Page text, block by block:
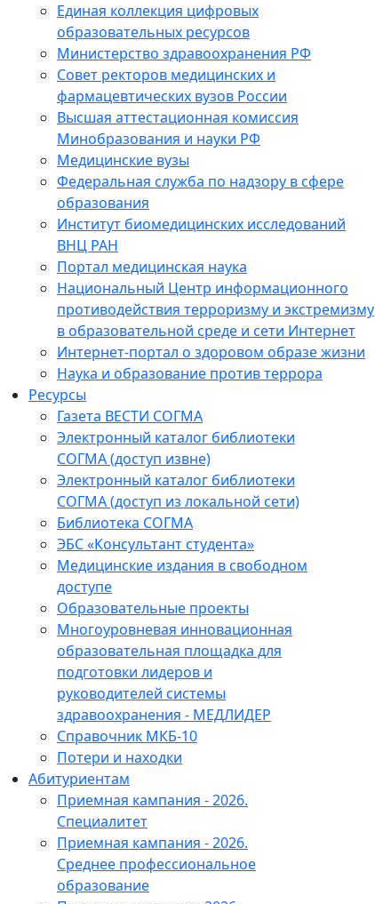
Единая коллекция цифровых
образовательных ресурсов
Министерство здравоохранения РФ
Совет ректоров медицинских и
фармацевтических вузов России
Высшая аттестационная комиссия
Минобразования и науки РФ
Медицинские вузы
Федеральная служба по надзору в сфере
образования
Институт биомедицинских исследований
ВНЦ РАН
Портал медицинская наука
Национальный Центр информационного
противодействия терроризму и экстремизму
в образовательной среде и сети Интернет
Интернет-портал о здоровом образе жизни
Наука и образование против террора
Ресурсы
Газета ВЕСТИ СОГМА
Электронный каталог библиотеки
СОГМА (доступ извне)
Электронный каталог библиотеки
СОГМА (доступ из локальной сети)
Библиотека СОГМА
ЭБС «Консультант студента»
Медицинские издания в свободном
доступе
Образовательные проекты
Многоуровневая инновационная
образовательная площадка для
подготовки лидеров и
руководителей системы
здравоохранения - МЕДЛИДЕР
Справочник МКБ-10
Потери и находки
Абитуриентам
Приемная кампания - 2026.
Специалитет
Приемная кампания - 2026.
Среднее профессиональное
образование